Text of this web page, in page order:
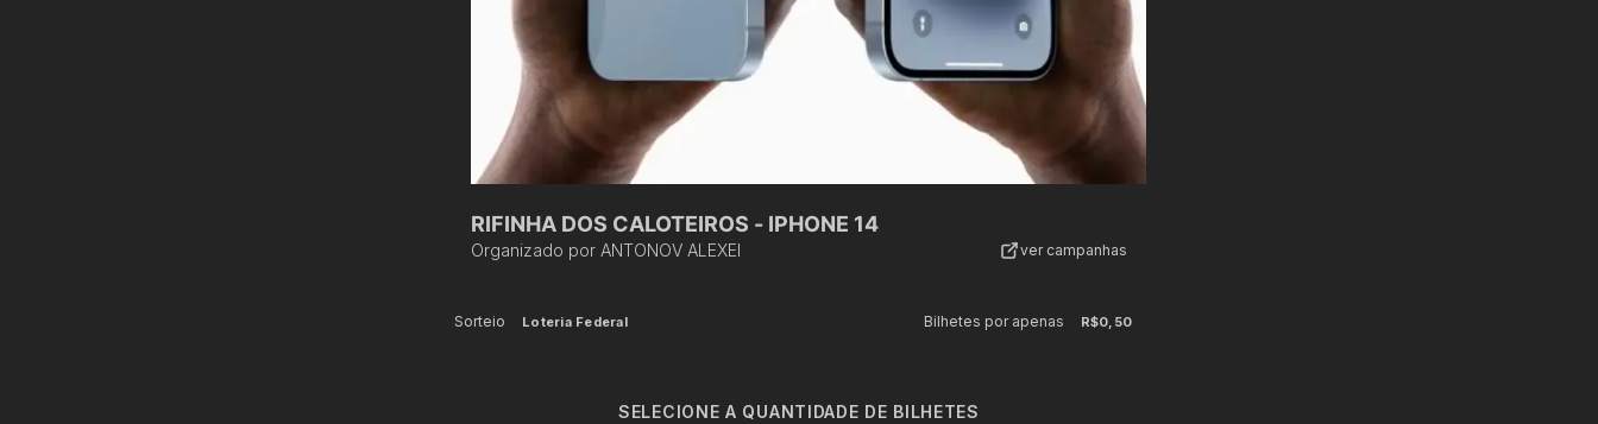
RIFINHA DOS CALOTEIROS - IPHONE 14
Organizado por ANTONOV ALEXEI ver campanhas
Sorteio Loteria Federal Bilhetes por apenas R$0,50
SELECIONE A QUANTIDADE DE BILHETES